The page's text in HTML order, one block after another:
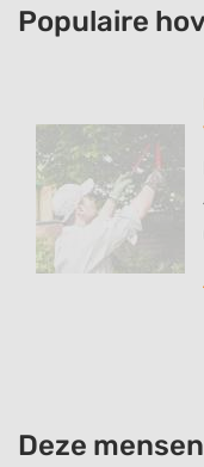
Populaire
Deze